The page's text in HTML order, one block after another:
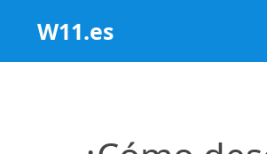
contenido
W11.es